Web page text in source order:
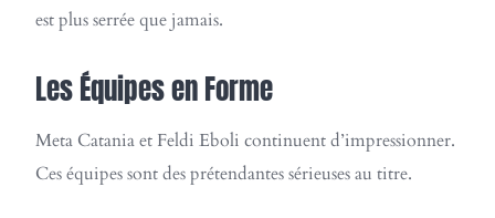
est plus serrée que jamais.
Les Équipes en Forme
Meta Catania et Feldi Eboli continuent d’impressionner.
Ces équipes sont des prétendantes sérieuses au titre.